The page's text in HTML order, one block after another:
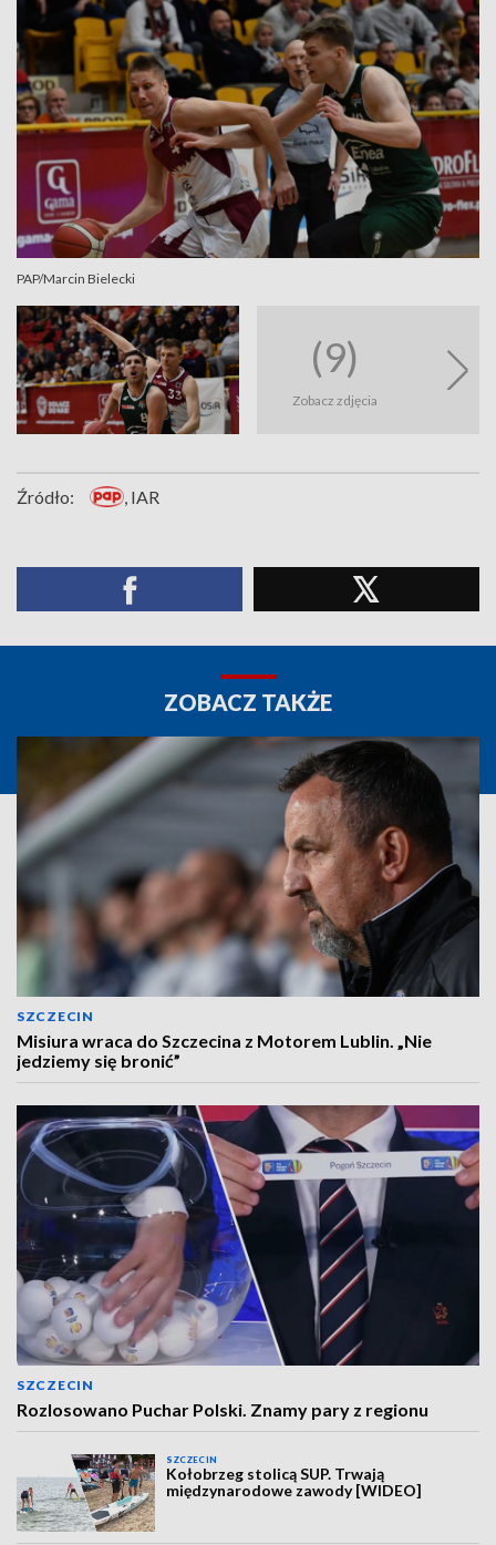
PAP/Marcin Bielecki
(9)
Zobacz zdjęcia
Źródło: , IAR
ZOBACZ TAKŻE
SZCZECIN
Misiura wraca do Szczecina z Motorem Lublin. „Nie
jedziemy się bronić”
SZCZECIN
Rozlosowano Puchar Polski. Znamy pary z regionu
SZCZECIN
Kołobrzeg stolicą SUP. Trwają
międzynarodowe zawody [WIDEO]